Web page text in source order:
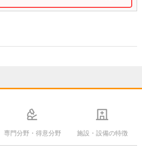
専門分野・得意分野 施設・設備の特徴